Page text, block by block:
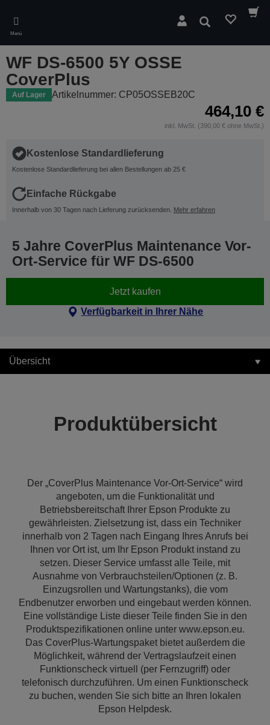
main
content
Menü
Suchen
WF DS-6500 5Y OSSE
CoverPlus
Auf Lager Artikelnummer: CP05OSSEB20C
464,10 €
inkl. MwSt. (390,00 € ohne MwSt.)
Kostenlose Standardlieferung
Kostenlose Standardlieferung bei allen Bestellungen ab 25 €
Einfache Rückgabe
Innerhalb von 30 Tagen nach Lieferung zurücksenden. Mehr erfahren
5 Jahre CoverPlus Maintenance Vor-
Ort-Service für WF DS-6500
Jetzt kaufen
Verfügbarkeit in Ihrer Nähe
Übersicht
Produktübersicht
Der „CoverPlus Maintenance Vor-Ort-Service“ wird
angeboten, um die Funktionalität und
Betriebsbereitschaft Ihrer Epson Produkte zu
gewährleisten. Zielsetzung ist, dass ein Techniker
innerhalb von 2 Tagen nach Eingang Ihres Anrufs bei
Ihnen vor Ort ist, um Ihr Epson Produkt instand zu
setzen. Dieser Service umfasst alle Teile, mit
Ausnahme von Verbrauchsteilen/Optionen (z. B.
Einzugsrollen und Wartungstanks), die vom
Endbenutzer erworben und eingebaut werden können.
Eine vollständige Liste dieser Teile finden Sie in den
Produktspezifikationen online unter www.epson.eu.
Das CoverPlus-Wartungspaket bietet außerdem die
Möglichkeit, während der Vertragslaufzeit einen
Funktionscheck virtuell (per Fernzugriff) oder
telefonisch durchzuführen. Um einen Funktionscheck
zu buchen, wenden Sie sich bitte an Ihren lokalen
Epson Helpdesk.